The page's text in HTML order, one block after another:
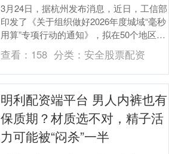
3月24日，据杭州发布消息，近日，工信部
印发了《关于组织做好2026年度城域“毫秒
用算”专项行动的通知》，拟在50个地区开
展城域“毫秒用算”专项行动。其中，杭
州....
查看： 158 分类： 安全股票配资
明利配资端平台 男人内裤也有
保质期？材质选不对，精子活
力可能被“闷杀”一半